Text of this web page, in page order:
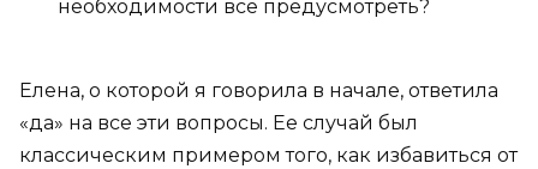
необходимости все предусмотреть?
Елена, о которой я говорила в начале, ответила
«да» на все эти вопросы. Ее случай был
классическим примером того, как избавиться от